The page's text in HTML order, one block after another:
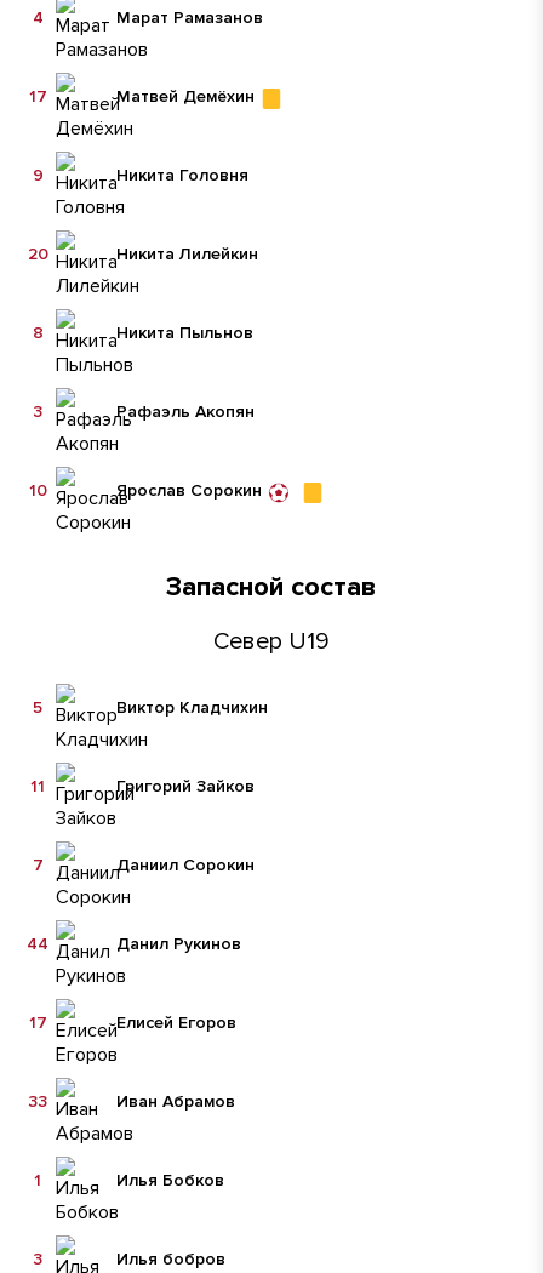
Марат Рамазанов
4
Матвей Демёхин
17
Никита Головня
9
Никита Лилейкин
20
Никита Пыльнов
8
Рафаэль Акопян
3
Ярослав Сорокин
10
Запасной состав
Север U19
Виктор Кладчихин
5
Григорий Зайков
11
Даниил Сорокин
7
Данил Рукинов
44
Елисей Егоров
17
Иван Абрамов
33
Илья Бобков
1
Илья бобров
3